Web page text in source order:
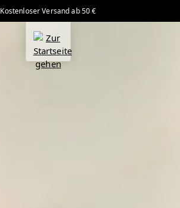
Kostenloser Versand ab 50 €